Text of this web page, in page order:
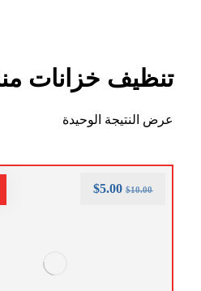
تنظيف خزانات
عرض النتيجة الوحيدة
$10.00
$5.00